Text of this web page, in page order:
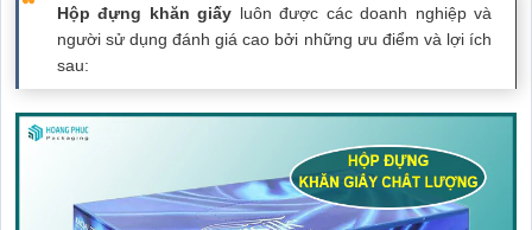
Hộp đựng khăn giấy luôn được các doanh nghiệp và
người sử dụng đánh giá cao bởi những ưu điểm và lợi ích
sau: